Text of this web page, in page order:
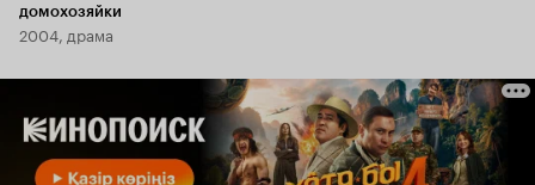
домохозяйки
2004, драма